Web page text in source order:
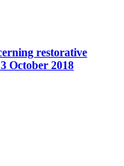
restorative
October 2018